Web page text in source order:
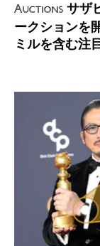
Auctions サザ
ークションを
ミルを含む注
Watch
授賞式で見かけ